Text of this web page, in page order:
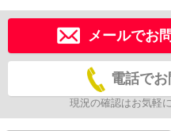
メールでお
電話で
現況の確認はお気軽